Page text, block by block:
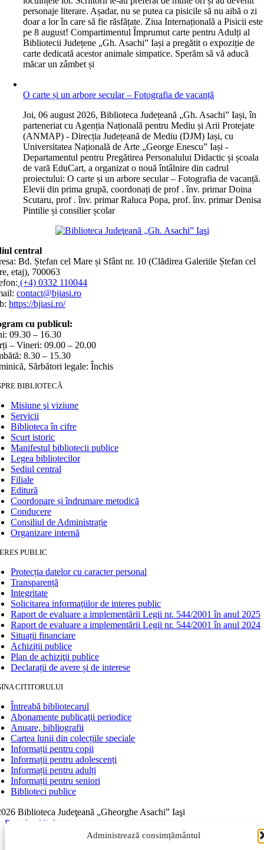
Administrează consimțământul
personaje literare. Așadar, nu se putea ca pisicile să nu aibă o zi
doar a lor în care să fie răsfățate. Ziua Internațională a Pisicii este
pe 8 august! Compartimentul Împrumut carte pentru Adulți al
Bibliotecii Județene „Gh. Asachi” Iași a pregătit o expoziție de
carte dedicată acestor animale simpatice. Sperăm să vă aducă
măcar un zâmbet și
O carte și un arbore secular – Fotografia de vacanță
Joi, 06 august 2026, Biblioteca Județeană „Gh. Asachi” Iași, în
parteneriat cu Agenția Națională pentru Mediu și Arii Protejate
(ANMAP) - Direcția Județeană de Mediu (DJM) Iași, cu
Universitatea Națională de Arte „George Enescu” Iași -
Departamentul pentru Pregătirea Personalului Didactic și școala
de vară EduCart, a organizat o nouă întâlnire din cadrul
proiectului: O carte și un arbore secular – Fotografia de vacanță.
Elevii din prima grupă, coordonați de prof . înv. primar Doina
Scutaru, prof . înv. primar Raluca Popa, prof. înv. primar Denisa
Pintilie și consilier școlar
central
Bd. Ștefan cel Mare și Sfânt nr. 10 (Clădirea Galeriile Ștefan cel
etaj), 700063
(+4) 0332 110044
contact@bjiasi.ro
https://bjiasi.ro/
cu publicul:
09.30 – 16.30
– Vineri: 09.00 – 20.00
8.30 – 15.30
Sărbători legale: Închis
BIBLIOTECĂ
Misiune şi viziune
Servicii
Biblioteca în cifre
Scurt istoric
Manifestul bibliotecii publice
Legea bibliotecilor
Sediul central
Filiale
Editură
Coordonare și îndrumare metodică
Conducere
Consiliul de Administrație
Organizare internă
PUBLIC
Protecția datelor cu caracter personal
Transparență
Integritate
Solicitarea informaţiilor de interes public
Raport de evaluare a implementării Legii nr. 544/2001 în anul 2025
Raport de evaluare a implementării Legii nr. 544/2001 în anul 2024
Situații financiare
Achiziții publice
Plan de achiziţii publice
Declarații de avere și de interese
CITITORULUI
Întreabă bibliotecarul
Abonamente publicaţii periodice
Anuare, bibliografii
Cartea lunii din colecțiile speciale
Informații pentru copii
Informații pentru adolescenți
Informații pentru adulți
Informații pentru seniori
Biblioteci publice
Biblioteca Judeţeană „Gheorghe Asachi” Iaşi
Page load link